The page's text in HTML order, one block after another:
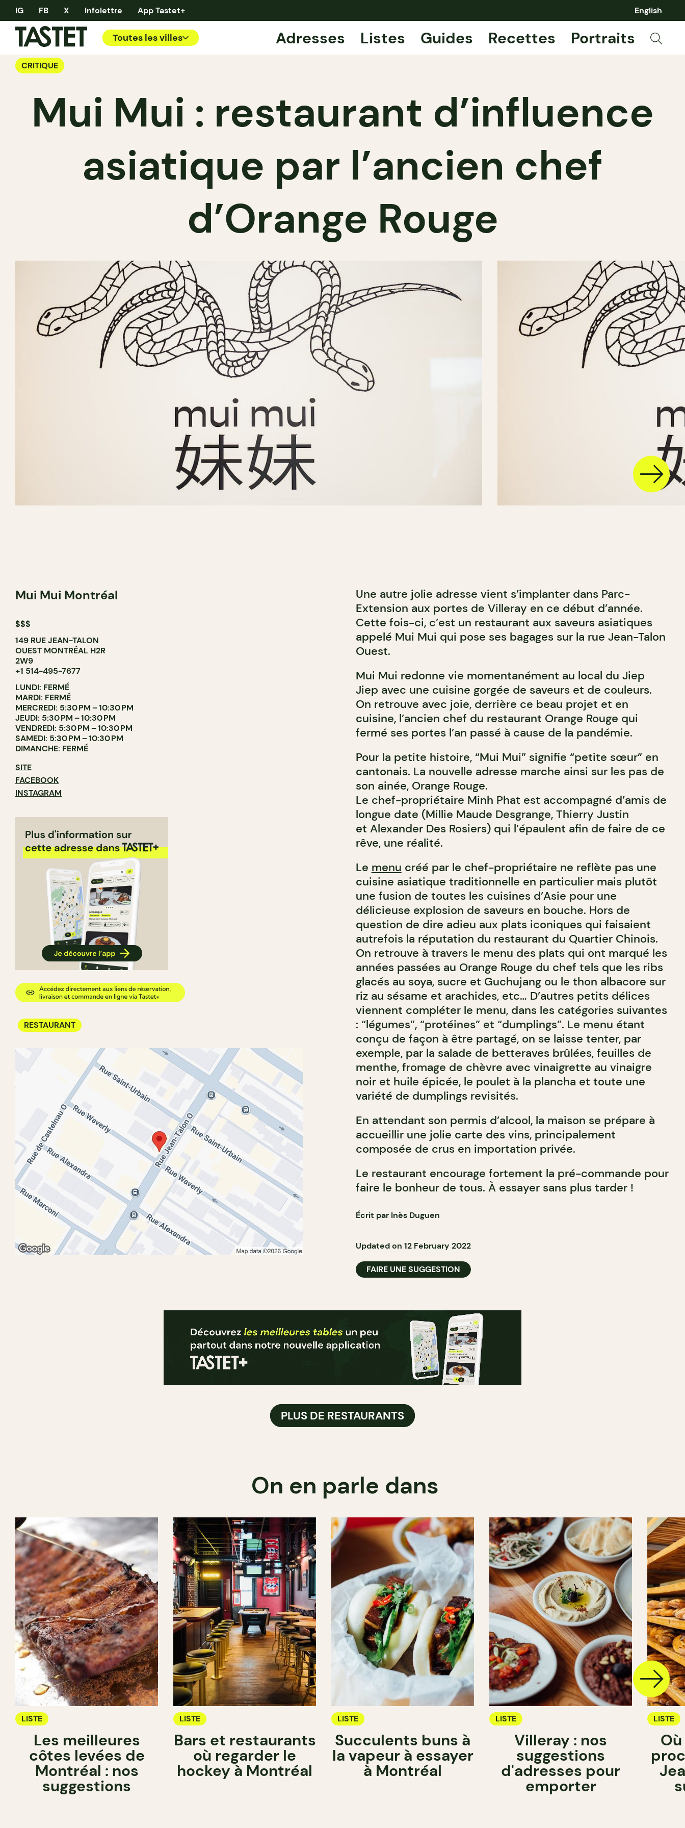
IG FB X Infolettre App Tastet+ English
Toutes les villes Adresses Listes Guides Recettes Portraits
CRITIQUE
Mui Mui : restaurant d’influence
asiatique par l’ancien chef
d’Orange Rouge
Mui Mui Montréal
$$$
149 RUE JEAN-TALON
OUEST MONTRÉAL H2R
2W9
+1 514-495-7677
LUNDI: FERMÉ
MARDI: FERMÉ
MERCREDI: 5:30 PM – 10:30 PM
JEUDI: 5:30 PM – 10:30 PM
VENDREDI: 5:30 PM – 10:30 PM
SAMEDI: 5:30 PM – 10:30 PM
DIMANCHE: FERMÉ
SITE
FACEBOOK
INSTAGRAM
RESTAURANT
Une autre jolie adresse vient s’implanter dans Parc-
Extension aux portes de Villeray en ce début d’année.
Cette fois-ci, c’est un restaurant aux saveurs asiatiques
appelé Mui Mui qui pose ses bagages sur la rue Jean-Talon
Ouest.
Mui Mui redonne vie momentanément au local du Jiep
Jiep avec une cuisine gorgée de saveurs et de couleurs.
On retrouve avec joie, derrière ce beau projet et en
cuisine, l’ancien chef du restaurant Orange Rouge qui
fermé ses portes l’an passé à cause de la pandémie.
Pour la petite histoire, “Mui Mui” signifie “petite sœur” en
cantonais. La nouvelle adresse marche ainsi sur les pas de
son ainée, Orange Rouge.
Le chef-propriétaire Minh Phat est accompagné d’amis de
longue date (Millie Maude Desgrange, Thierry Justin
et Alexander Des Rosiers) qui l’épaulent afin de faire de ce
rêve, une réalité.
Le menu créé par le chef-propriétaire ne reflète pas une
cuisine asiatique traditionnelle en particulier mais plutôt
une fusion de toutes les cuisines d’Asie pour une
délicieuse explosion de saveurs en bouche. Hors de
question de dire adieu aux plats iconiques qui faisaient
autrefois la réputation du restaurant du Quartier Chinois.
On retrouve à travers le menu des plats qui ont marqué les
années passées au Orange Rouge du chef tels que les ribs
glacés au soya, sucre et Guchujang ou le thon albacore sur
riz au sésame et arachides, etc… D’autres petits délices
viennent compléter le menu, dans les catégories suivantes
: “légumes”, “protéines” et “dumplings”. Le menu étant
conçu de façon à être partagé, on se laisse tenter, par
exemple, par la salade de betteraves brûlées, feuilles de
menthe, fromage de chèvre avec vinaigrette au vinaigre
noir et huile épicée, le poulet à la plancha et toute une
variété de dumplings revisités.
En attendant son permis d’alcool, la maison se prépare à
accueillir une jolie carte des vins, principalement
composée de crus en importation privée.
Le restaurant encourage fortement la pré-commande pour
faire le bonheur de tous. À essayer sans plus tarder !
Écrit par Inès Duguen
Updated on 12 February 2022
FAIRE UNE SUGGESTION
PLUS DE RESTAURANTS
On en parle dans
LISTE
Les meilleures
côtes levées de
Montréal : nos
suggestions
LISTE
Bars et restaurants
où regarder le
hockey à Montréal
LISTE
Succulents buns à
la vapeur à essayer
à Montréal
LISTE
Villeray : nos
suggestions
d'adresses pour
emporter
LISTE